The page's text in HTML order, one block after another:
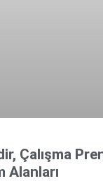
Çalışma
Alanları